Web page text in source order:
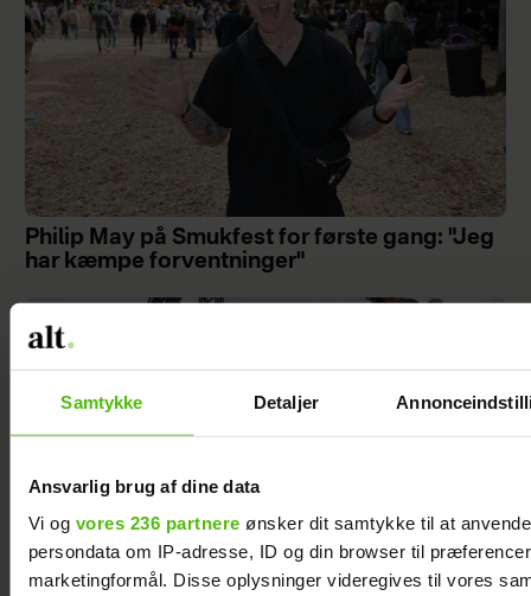
Samtykke Detaljer
Ansvarlig brug af dine data
Vi og vores 236 partnere ønsker dit samtykke til at
persondata om IP-adresse, ID og din browser til
marketingformål. Disse oplysninger videregives til vores
Philip May på Smukfest for første gang: "Jeg
har kæmpe forventninger"